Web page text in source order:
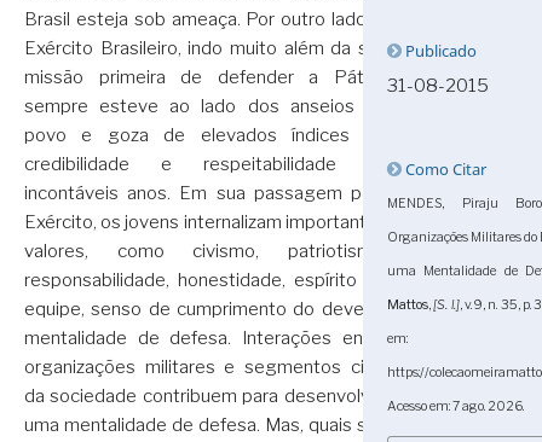
Brasil esteja sob ameaça. Por outro lado, o
Exército Brasileiro, indo muito além da sua
missão primeira de defender a Pátria,
sempre esteve ao lado dos anseios do
povo e goza de elevados índices de
credibilidade e respeitabilidade há
incontáveis anos. Em sua passagem pelo
Exército, os jovens internalizam importantes
valores, como civismo, patriotismo,
responsabilidade, honestidade, espírito de
equipe, senso de cumprimento do dever e
mentalidade de defesa. Interações entre
organizações militares e segmentos civis
da sociedade contribuem para desenvolver
uma mentalidade de defesa. Mas, quais são
Publicado
31-08-2015
Como Citar
MENDES, Piraju
Organizações Militares
uma Mentalidade de
Mattos,[S. l.], v. 9, n. 35,
em:
https://
Acesso em: 7 ago. 2026.